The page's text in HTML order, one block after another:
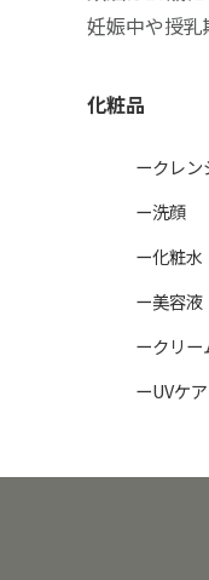
妊娠中や授乳
化粧品
ークレン
ー洗顔
ー化粧水
ー美容液
ークリ
ーUVケア